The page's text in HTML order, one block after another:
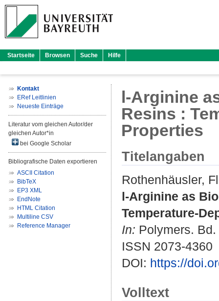
Startseite Browsen Suche Hilfe
Kontakt
ERef Leitlinien
Neueste Einträge
Literatur vom gleichen Autor/der
gleichen Autor*in
bei Google Scholar
Bibliografische Daten exportieren
ASCII Citation
BibTeX
EP3 XML
EndNote
HTML Citation
Multiline CSV
Reference Manager
l-Arginine
Resins :
Properties
Titelangaben
Rothenhäusler,
l-Arginine as
Temperature-
In: Polymers.
ISSN 2073-4360
DOI: https://
Volltext